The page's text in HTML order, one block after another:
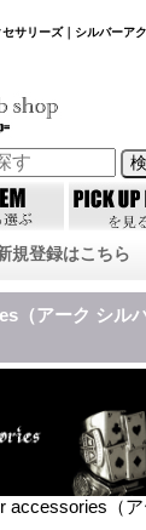
サリーズ｜シルバーア
規登録はこちら
（アーク シル
accessories（